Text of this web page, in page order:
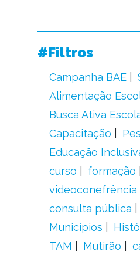
#Filtros
Campanha BAE
Alimentação
Busca Ativa
Capacitação
Educação
curso
formação
videoconefrência
consulta pública
Municípios
TAM
Mutirão